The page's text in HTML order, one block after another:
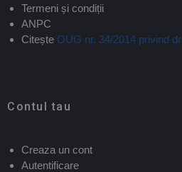
Termeni și condiții
ANPC
Citește OUG nr. 34/2014 privind
Contul tau
Creaza un cont
Autentificare